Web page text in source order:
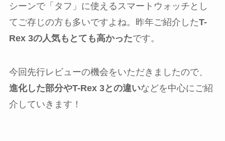
シーンで「タフ」に使えるスマートウォッチとし
てご存じの方も多いですよね。昨年ご紹介したT-
Rex 3の人気もとても高かったです。
今回先行レビューの機会をいただきましたので、
進化した部分やT-Rex 3との違いなどを中心にご紹
介していきます！